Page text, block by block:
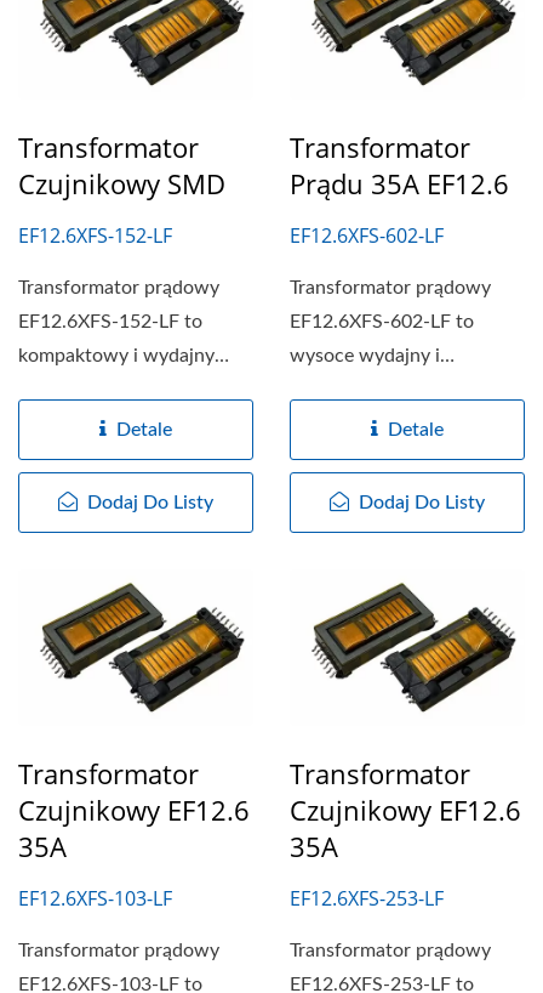
Transformator
Czujnikowy SMD
EF12.6XFS-152-LF
Transformator prądowy
EF12.6XFS-152-LF to
kompaktowy i wydajny
zaprojektowany...
Detale
Dodaj Do Listy
Transformator
Prądu 35A EF12.6
EF12.6XFS-602-LF
Transformator prądowy
EF12.6XFS-602-LF to
wysoce wydajny i
przeznaczony...Detale
Dodaj Do Listy
Transformator
Czujnikowy EF12.6
35A
EF12.6XFS-103-LF
Transformator prądowy
EF12.6XFS-103-LF to
Transformator
Czujnikowy EF12.6
35A
EF12.6XFS-253-LF
Transformator prądowy
EF12.6XFS-253-LF to